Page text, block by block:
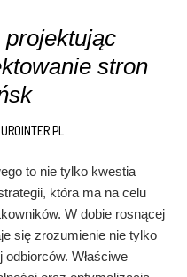
stron
to nie tylko kwestia
która ma na celu
W dobie rosnącej
się zrozumienie nie tylko
Właściwe